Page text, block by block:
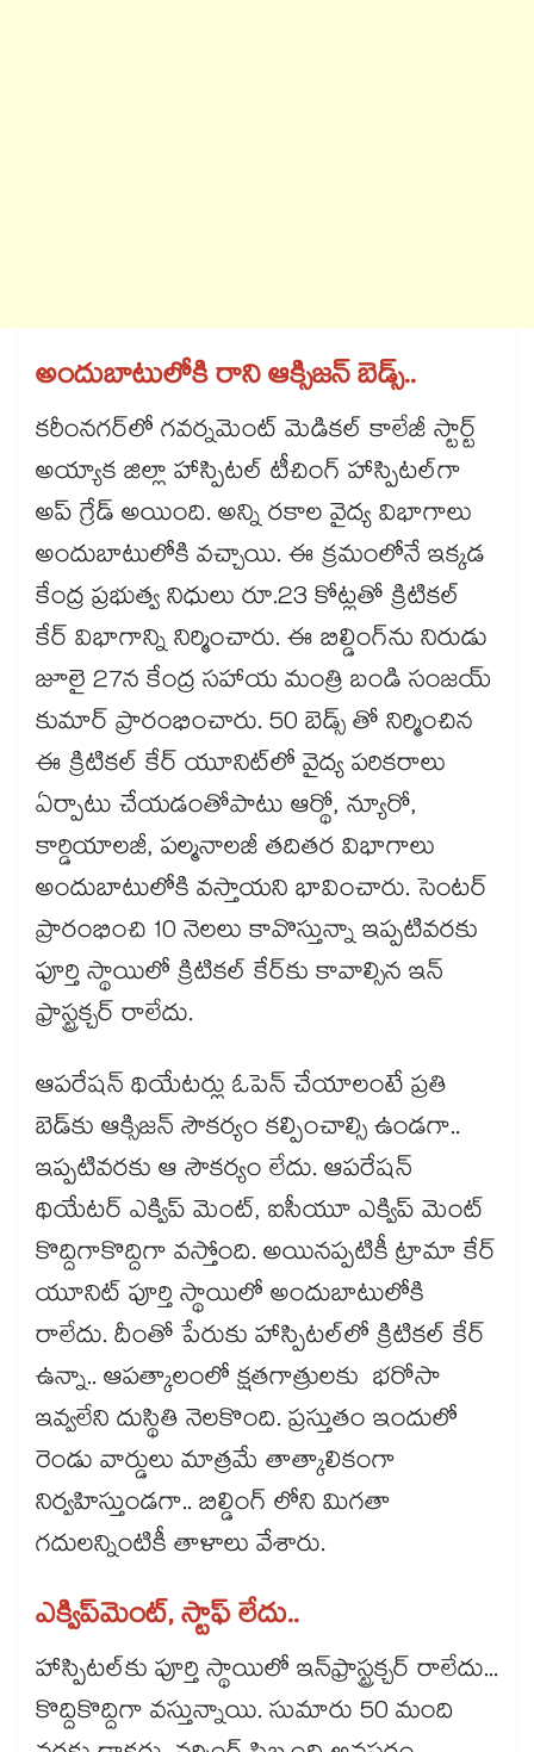
అందుబాటులోకి రాని ఆక్సిజన్ బెడ్స్..
కరీంనగర్‌‌‌‌‌‌‌‌‌‌‌‌‌‌‌‌‌‌‌‌‌‌‌‌‌‌‌‌‌‌‌‌లో గవర్నమెంట్‌‌‌‌‌‌‌‌‌‌‌‌‌‌‌‌ మెడికల్ కాలేజీ స్టార్ట్
అయ్యాక జిల్లా హాస్పిటల్ టీచింగ్ హాస్పిటల్​గా
అప్ గ్రేడ్ అయింది. అన్ని రకాల వైద్య విభాగాలు
అందుబాటులోకి వచ్చాయి. ఈ క్రమంలోనే ఇక్కడ
కేంద్ర ప్రభుత్వ నిధులు రూ.23 కోట్లతో క్రిటికల్
కేర్ విభాగాన్ని నిర్మించారు. ఈ బిల్డింగ్‌‌‌‌‌‌‌‌‌‌‌‌‌‌‌‌ను నిరుడు
జూలై 27న కేంద్ర సహాయ మంత్రి బండి సంజయ్
కుమార్ ప్రారంభించారు. 50 బెడ్స్ తో నిర్మించిన
ఈ క్రిటికల్ కేర్ యూనిట్‌‌‌‌‌‌‌‌‌‌‌‌‌‌‌‌లో వైద్య పరికరాలు
ఏర్పాటు చేయడంతోపాటు ఆర్థో, న్యూరో,
కార్డియాలజీ, పల్మనాలజీ తదితర విభాగాలు
అందుబాటులోకి వస్తాయని భావించారు. సెంటర్‌‌‌‌‌‌‌‌‌‌‌‌‌‌‌‌‌‌‌‌‌‌‌‌‌‌‌‌‌‌‌‌
ప్రారంభించి 10 నెలలు కావొస్తున్నా ఇప్పటివరకు
పూర్తి స్థాయిలో క్రిటికల్ కేర్‌‌‌‌‌‌‌‌‌‌‌‌‌‌‌‌‌‌‌‌‌‌‌‌‌‌‌‌‌‌‌‌కు కావాల్సిన ఇన్​
ఫ్రాస్ట్రక్చర్ రాలేదు.
ఆపరేషన్ థియేటర్లు ఓపెన్ చేయాలంటే ప్రతి
బెడ్‌‌‌‌‌‌‌‌‌‌‌‌‌‌‌‌కు ఆక్సిజన్ సౌకర్యం కల్పించాల్సి ఉండగా..
ఇప్పటివరకు ఆ సౌకర్యం లేదు. ఆపరేషన్
థియేటర్ ఎక్విప్ మెంట్, ఐసీయూ ఎక్విప్ మెంట్
కొద్దిగాకొద్దిగా వస్తోంది. అయినప్పటికీ ట్రామా కేర్
యూనిట్ పూర్తి స్థాయిలో అందుబాటులోకి
రాలేదు. దీంతో పేరుకు హాస్పిటల్‌‌‌‌‌‌‌‌‌‌‌‌‌‌‌‌లో క్రిటికల్ కేర్
ఉన్నా.. ఆపత్కాలంలో క్షతగాత్రులకు భరోసా
ఇవ్వలేని దుస్థితి నెలకొంది. ప్రస్తుతం ఇందులో
రెండు వార్డులు మాత్రమే తాత్కాలికంగా
నిర్వహిస్తుండగా.. బిల్డింగ్ లోని మిగతా
గదులన్నింటికీ తాళాలు వేశారు.
ఎక్విప్​మెంట్, స్టాఫ్ లేదు..
హాస్పిటల్‌‌‌‌‌‌‌‌‌‌‌‌‌‌‌‌కు పూర్తి స్థాయిలో ఇన్​ఫ్రాస్ట్రక్చర్ రాలేదు...
కొద్దికొద్దిగా వస్తున్నాయి. సుమారు 50 మంది